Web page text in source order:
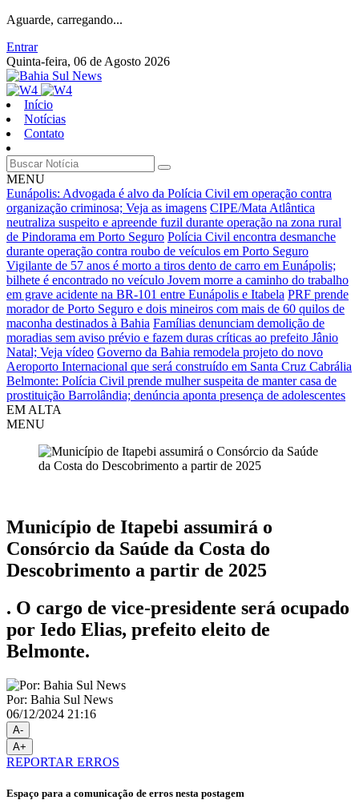
Aguarde, carregando...
Entrar
Quinta-feira, 06 de Agosto 2026
Início
Notícias
Contato
MENU
Eunápolis: Advogada é alvo da Polícia Civil em operação contra
organização criminosa; Veja as imagens CIPE/Mata Atlântica
neutraliza suspeito e apreende fuzil durante operação na zona rural
de Pindorama em Porto Seguro Polícia Civil encontra desmanche
durante operação contra roubo de veículos em Porto Seguro
Vigilante de 57 anos é morto a tiros dento de carro em Eunápolis;
bilhete é encontrado no veículo Jovem morre a caminho do trabalho
em grave acidente na BR-101 entre Eunápolis e Itabela PRF prende
morador de Porto Seguro e dois mineiros com mais de 60 quilos de
maconha destinados à Bahia Famílias denunciam demolição de
moradias sem aviso prévio e fazem duras críticas ao prefeito Jânio
Natal; Veja vídeo Governo da Bahia remodela projeto do novo
Aeroporto Internacional que será construído em Santa Cruz Cabrália
Belmonte: Polícia Civil prende mulher suspeita de manter casa de
prostituição Barrolândia; denúncia aponta presença de adolescentes
EM ALTA
MENU
Município de Itapebi assumirá o
Consórcio da Saúde da Costa do
Descobrimento a partir de 2025
. O cargo de vice-presidente será ocupado
por Iedo Elias, prefeito eleito de
Belmonte.
Por: Bahia Sul News
06/12/2024 21:16
A-
A+
REPORTAR ERROS
Espaço para a comunicação de erros nesta postagem